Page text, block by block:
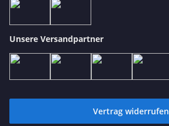
Unsere Versandpartner
Vertrag widerrufen